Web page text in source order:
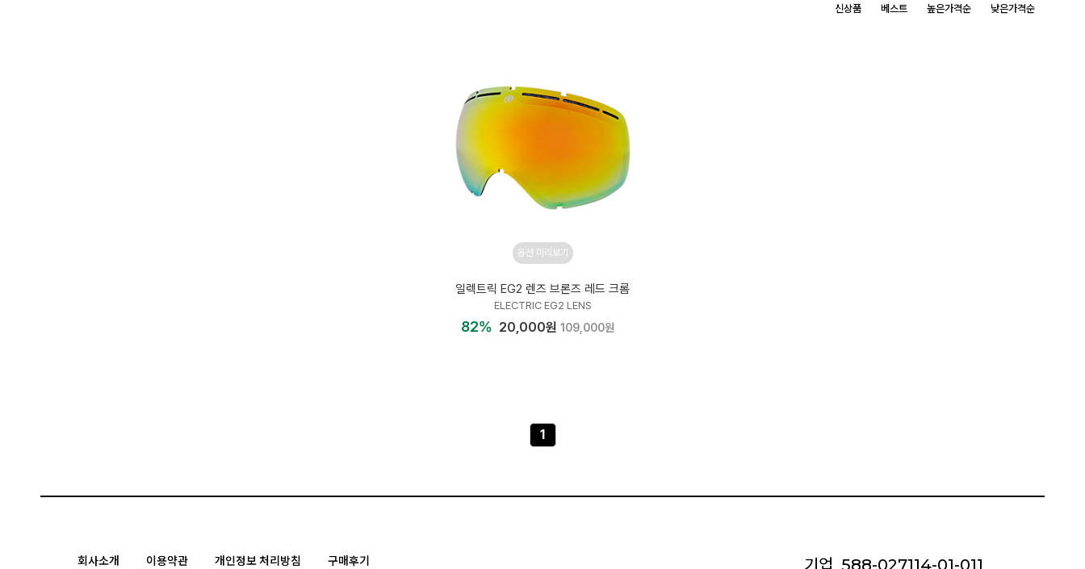
신상품 베스트 높은가격순 낮은가격순
옵션 미리보기
일렉트릭 EG2 렌즈 브론즈 레드 크롬
ELECTRIC EG2 LENS
82% 20,000원 109,000원
1
회사소개 이용약관 개인정보 처리방침 구매후기 기업